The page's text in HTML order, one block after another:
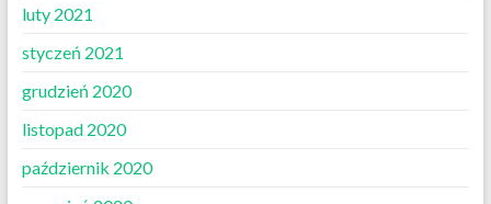
luty 2021
styczeń 2021
grudzień 2020
listopad 2020
październik 2020